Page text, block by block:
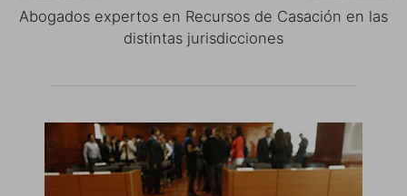
Abogados expertos en Recursos de Casación en las
distintas jurisdicciones